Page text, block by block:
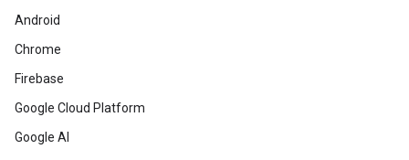
Android
Chrome
Firebase
Google Cloud Platform
Google AI